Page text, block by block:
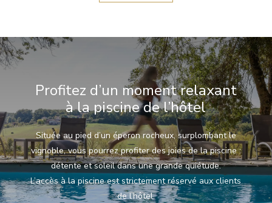
Profitez d’un moment relaxant
à la piscine de l’hôtel
Située au pied d’un éperon rocheux, surplombant le
vignoble, vous pourrez profiter des joies de la piscine :
détente et soleil dans une grande quiétude.
L’accès à la piscine est strictement réservé aux clients
de l’hôtel.